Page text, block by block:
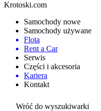
Krotoski.com
Samochody nowe
Samochody używane
Flota
Rent a Car
Serwis
Części i akcesoria
Kariera
Kontakt
Wróć do wyszukiwarki